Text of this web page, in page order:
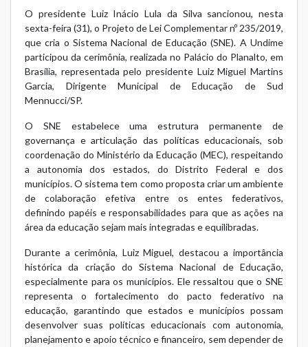
O presidente Luiz Inácio Lula da Silva sancionou, nesta
sexta-feira (31), o Projeto de Lei Complementar nº 235/2019,
que cria o Sistema Nacional de Educação (SNE). A Undime
participou da cerimônia, realizada no Palácio do Planalto, em
Brasília, representada pelo presidente Luiz Miguel Martins
Garcia, Dirigente Municipal de Educação de Sud
Mennucci/SP.
O SNE estabelece uma estrutura permanente de
governança e articulação das políticas educacionais, sob
coordenação do Ministério da Educação (MEC), respeitando
a autonomia dos estados, do Distrito Federal e dos
municípios. O sistema tem como proposta criar um ambiente
de colaboração efetiva entre os entes federativos,
definindo papéis e responsabilidades para que as ações na
área da educação sejam mais integradas e equilibradas.
Durante a cerimônia, Luiz Miguel, destacou a importância
histórica da criação do Sistema Nacional de Educação,
especialmente para os municípios. Ele ressaltou que o SNE
representa o fortalecimento do pacto federativo na
educação, garantindo que estados e municípios possam
desenvolver suas políticas educacionais com autonomia,
planejamento e apoio técnico e financeiro, sem depender de